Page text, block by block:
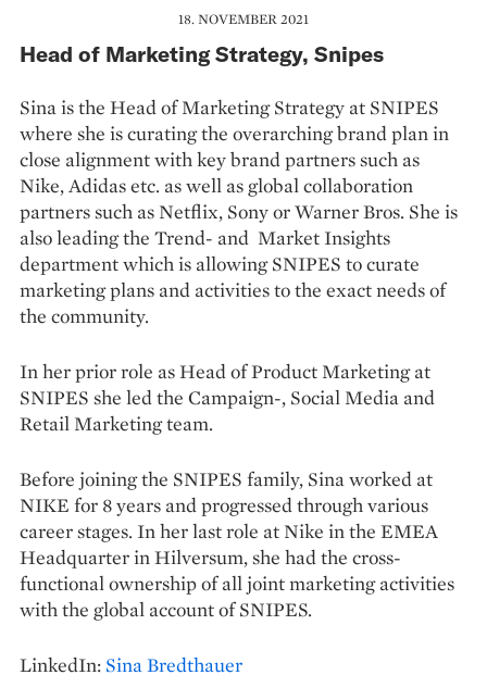
18. NOVEMBER 2021
Head of Marketing Strategy, Snipes
Sina is the Head of Marketing Strategy at SNIPES
where she is curating the overarching brand plan in
close alignment with key brand partners such as
Nike, Adidas etc. as well as global collaboration
partners such as Netflix, Sony or Warner Bros. She is
also leading the Trend- and Market Insights
department which is allowing SNIPES to curate
marketing plans and activities to the exact needs of
the community.
In her prior role as Head of Product Marketing at
SNIPES she led the Campaign-, Social Media and
Retail Marketing team.
Before joining the SNIPES family, Sina worked at
NIKE for 8 years and progressed through various
career stages. In her last role at Nike in the EMEA
Headquarter in Hilversum, she had the cross-
functional ownership of all joint marketing activities
with the global account of SNIPES.
LinkedIn: Sina Bredthauer